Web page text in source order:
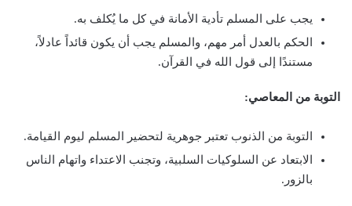
يجب على المسلم تأدية الأمانة في كل ما يُكلف به.
الحكم بالعدل أمر مهم، والمسلم يجب أن يكون قائداً عادلاً،
مستندًا إلى قول الله في القرآن.
التوبة من المعاصي:
التوبة من الذنوب تعتبر جوهرية لتحضير المسلم ليوم القيامة.
الابتعاد عن السلوكيات السلبية، وتجنب الاعتداء واتهام الناس
بالزور.